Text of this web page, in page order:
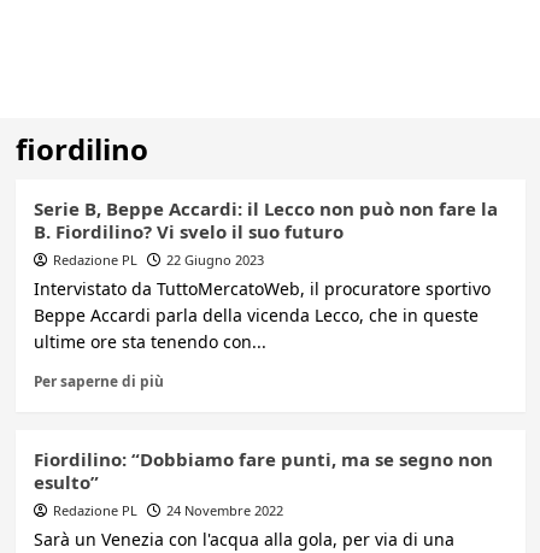
fiordilino
Serie B, Beppe Accardi: il Lecco non può non fare la
B. Fiordilino? Vi svelo il suo futuro
Redazione PL 22 Giugno 2023
Intervistato da TuttoMercatoWeb, il procuratore sportivo
Beppe Accardi parla della vicenda Lecco, che in queste
ultime ore sta tenendo con...
Per saperne di più
Fiordilino: “Dobbiamo fare punti, ma se segno non
esulto”
Redazione PL 24 Novembre 2022
Sarà un Venezia con l'acqua alla gola, per via di una